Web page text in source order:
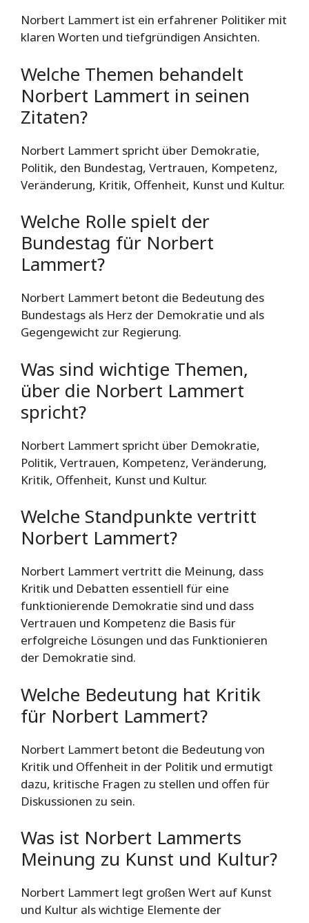
Norbert Lammert ist ein erfahrener Politiker mit
klaren Worten und tiefgründigen Ansichten.
Welche Themen behandelt
Norbert Lammert in seinen
Zitaten?
Norbert Lammert spricht über Demokratie,
Politik, den Bundestag, Vertrauen, Kompetenz,
Veränderung, Kritik, Offenheit, Kunst und Kultur.
Welche Rolle spielt der
Bundestag für Norbert
Lammert?
Norbert Lammert betont die Bedeutung des
Bundestags als Herz der Demokratie und als
Gegengewicht zur Regierung.
Was sind wichtige Themen,
über die Norbert Lammert
spricht?
Norbert Lammert spricht über Demokratie,
Politik, Vertrauen, Kompetenz, Veränderung,
Kritik, Offenheit, Kunst und Kultur.
Welche Standpunkte vertritt
Norbert Lammert?
Norbert Lammert vertritt die Meinung, dass
Kritik und Debatten essentiell für eine
funktionierende Demokratie sind und dass
Vertrauen und Kompetenz die Basis für
erfolgreiche Lösungen und das Funktionieren
der Demokratie sind.
Welche Bedeutung hat Kritik
für Norbert Lammert?
Norbert Lammert betont die Bedeutung von
Kritik und Offenheit in der Politik und ermutigt
dazu, kritische Fragen zu stellen und offen für
Diskussionen zu sein.
Was ist Norbert Lammerts
Meinung zu Kunst und Kultur?
Norbert Lammert legt großen Wert auf Kunst
und Kultur als wichtige Elemente der